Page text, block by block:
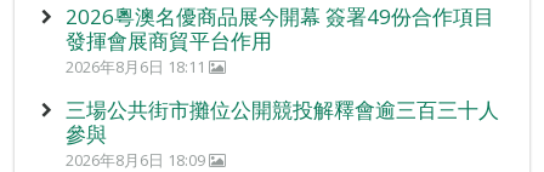
2026粵澳名優商品展今開幕 簽署49份合作項目
發揮會展商貿平台作用
2026年8月6日 18:11
三場公共街市攤位公開競投解釋會逾三百三十人
參與
2026年8月6日 18:09